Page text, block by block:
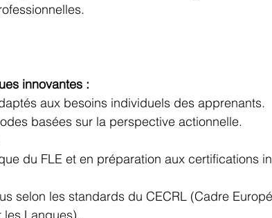
innovantes :
aux besoins individuels des apprenants.
basées sur la perspective actionnelle.
du FLE et en préparation aux certifications
selon les standards du CECRL (Cadre
les Langues).